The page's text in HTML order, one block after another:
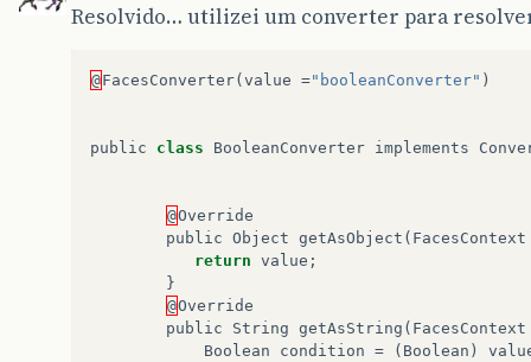
Resolvido… utilizei um converter para
@FacesConverter( value ="booleanConverter" )
public class BooleanConverter implements
@Override
public Object getAsObject ( FacesContext
return value ;
}
@Override
public
String getAsString ( FacesContext
Boolean
condition = ( Boolean )